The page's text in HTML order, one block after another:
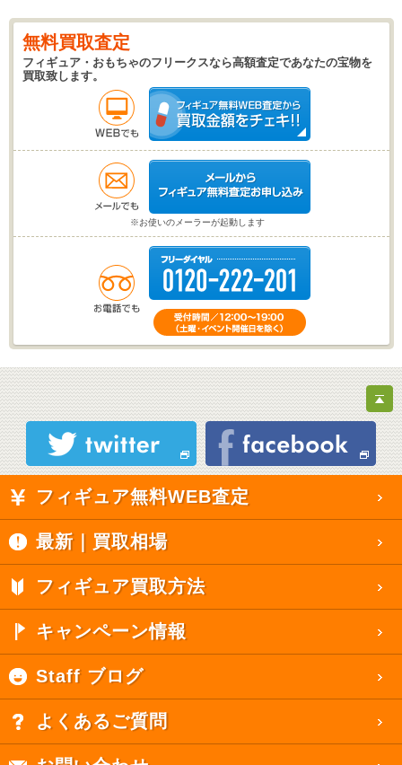
無料買取査定
フィギュア・おもちゃのフリークスなら高額査定であなたの宝物を
買取致します。
※お使いのメーラーが起動します
フィギュア無料WEB査定
最新｜買取相場
フィギュア買取方法
キャンペーン情報
Staff ブログ
よくあるご質問